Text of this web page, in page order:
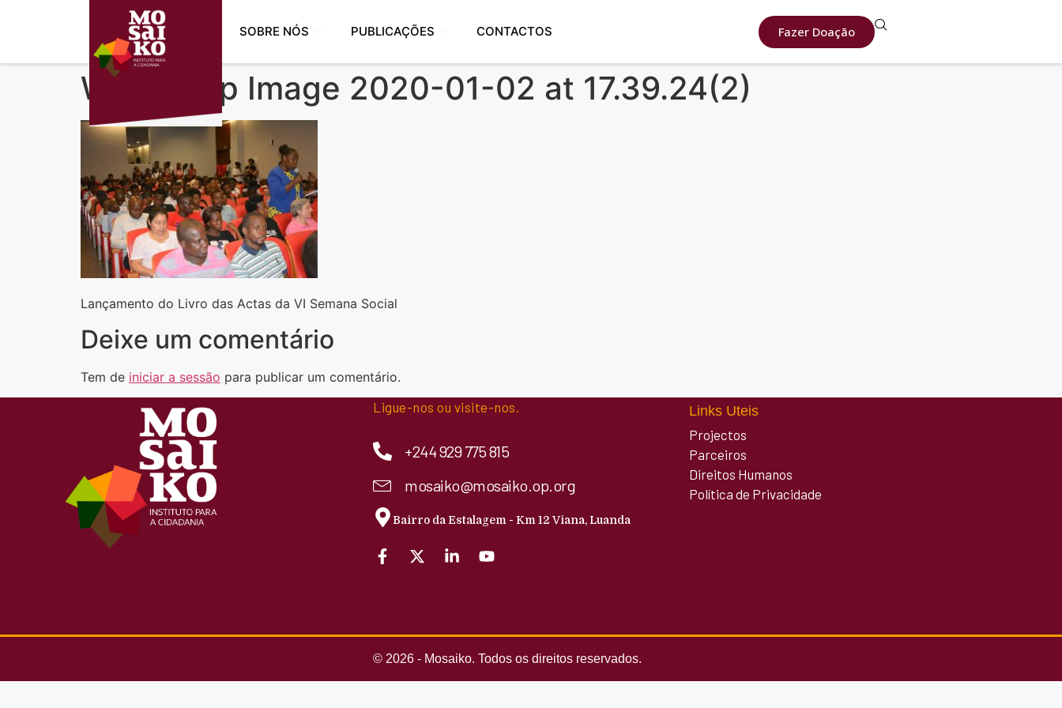
SOBRE NÓS PUBLICAÇÕES CONTACTOS Fazer Doação
WhatsApp Image 2020-01-02 at 17.39.24(2)
Lançamento do Livro das Actas da VI Semana Social
Deixe um comentário
Tem de iniciar a sessão para publicar um comentário.
Ligue-nos ou visite-nos.
+244 929 775 815
mosaiko@mosaiko.op.org
Bairro da Estalagem - Km 12 Viana, Luanda
Links Uteis
Projectos
Parceiros
Direitos Humanos
Política de Privacidade
© 2026 - Mosaiko. Todos os direitos reservados.